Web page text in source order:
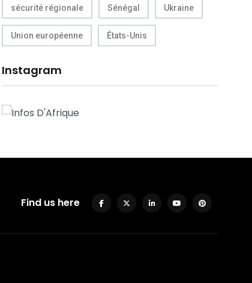
sécurité régionale Sénégal Ukraine
Union européenne États-Unis
Instagram
Find us here